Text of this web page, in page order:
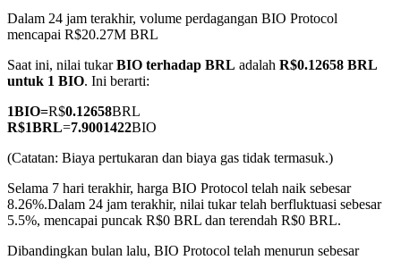
TradFi
Derivatif saham, forex, logam mulia, dan komoditas
USDC Berjangka
Dalam 24 jam terakhir, volume perdagangan BIO Protocol
mencapai R$20.27M BRL
Saat ini, nilai tukarBIO terhadap BRL adalah R$0.12658 BRL
untuk 1 BIO. Ini berarti:
1BIO=R$0.12658BRL
R$1BRL=7.9001422BIO
(Catatan: Biaya pertukaran dan biaya gas tidak termasuk.)
Selama 7 hari terakhir, harga BIO Protocol telah naik sebesar
8.26%.Dalam 24 jam terakhir, nilai tukar telah berfluktuasi sebesar
5.5%, mencapai puncak R$0 BRL dan terendah R$0 BRL.
Dibandingkan bulan lalu, BIO Protocol telah menurun sebesar